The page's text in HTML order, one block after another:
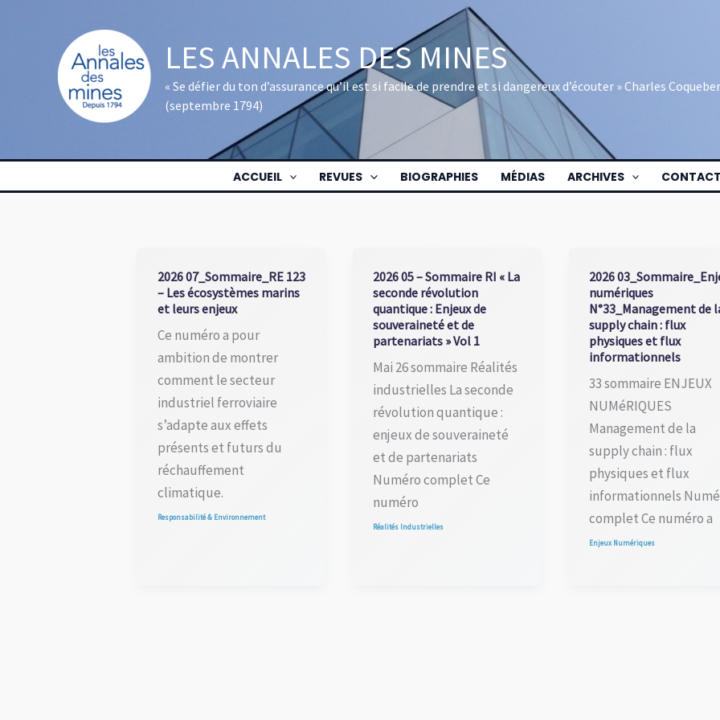
LES ANNALES DES MINES
« Se défier du ton d’assurance qu’il est si facile de prendre et si dangereux d’écouter » Charles
(septembre 1794)
ACCUEIL REVUES BIOGRAPHIES MÉDIAS ARCHIVES
2026 07_Sommaire_RE 123
– Les écosystèmes marins
et leurs enjeux
Ce numéro a pour
ambition de montrer
comment le secteur
industriel ferroviaire
s’adapte aux effets
présents et futurs du
réchauffement
climatique.
Responsabilité & Environnement
2026 05 – Sommaire RI « La
seconde révolution
quantique : Enjeux de
souveraineté et de
partenariats » Vol 1
Mai 26 sommaire Réalités
industrielles La seconde
révolution quantique :
enjeux de souveraineté
et de partenariats
Numéro complet Ce
numéro
Réalités Industrielles
2026
numériques
N°33_Management de
supply chain : flux
physiques et flux
informationnels
33 sommaire ENJEUX
NUMéRIQUES
Management de la
supply chain : flux
physiques et flux
informationnels
complet Ce numéro a
Enjeux Numériques